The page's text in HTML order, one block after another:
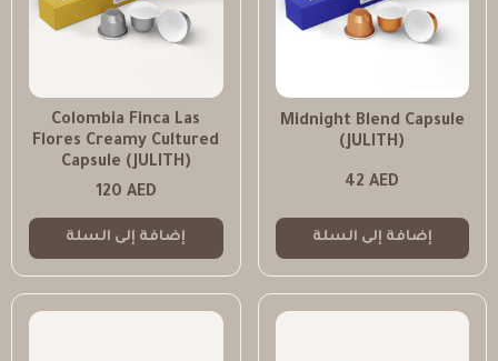
Midnight Blend Capsule
(JULITH)
42AED
إضافة إلى السلة
Colombia Finca Las
Flores Creamy Cultured
Capsule (JULITH)
120 AED
إضافة إلى السلة